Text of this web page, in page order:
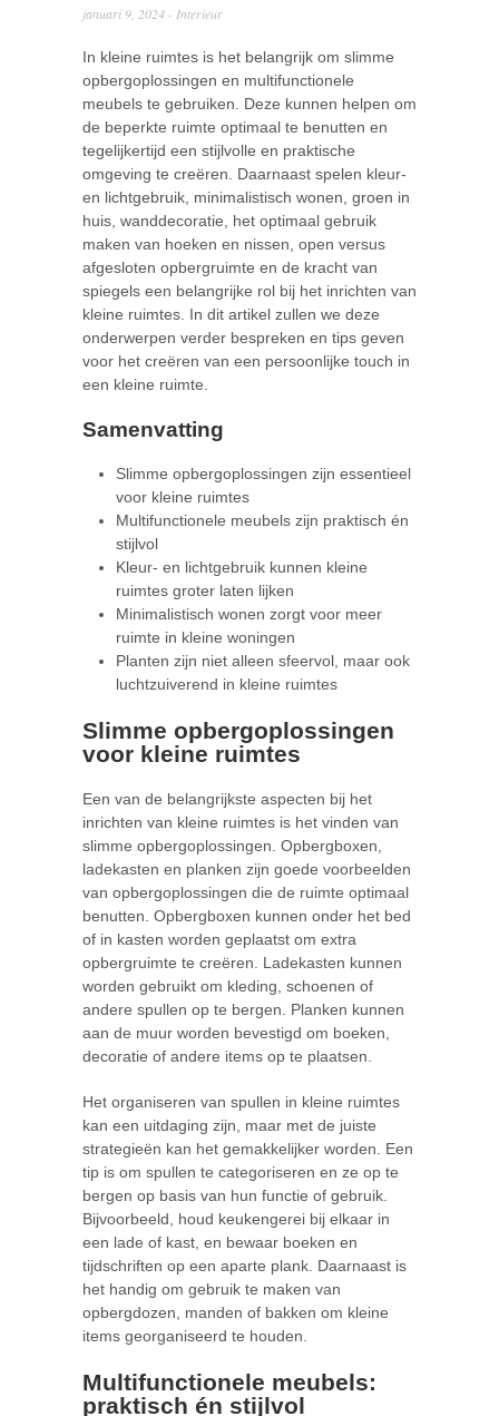
januari 9, 2024 - Interieur
In kleine ruimtes is het belangrijk om slimme
opbergoplossingen en multifunctionele
meubels te gebruiken. Deze kunnen helpen om
de beperkte ruimte optimaal te benutten en
tegelijkertijd een stijlvolle en praktische
omgeving te creëren. Daarnaast spelen kleur-
en lichtgebruik, minimalistisch wonen, groen in
huis, wanddecoratie, het optimaal gebruik
maken van hoeken en nissen, open versus
afgesloten opbergruimte en de kracht van
spiegels een belangrijke rol bij het inrichten van
kleine ruimtes. In dit artikel zullen we deze
onderwerpen verder bespreken en tips geven
voor het creëren van een persoonlijke touch in
een kleine ruimte.
Samenvatting
Slimme opbergoplossingen zijn essentieel
voor kleine ruimtes
Multifunctionele meubels zijn praktisch én
stijlvol
Kleur- en lichtgebruik kunnen kleine
ruimtes groter laten lijken
Minimalistisch wonen zorgt voor meer
ruimte in kleine woningen
Planten zijn niet alleen sfeervol, maar ook
luchtzuiverend in kleine ruimtes
Slimme opbergoplossingen
voor kleine ruimtes
Een van de belangrijkste aspecten bij het
inrichten van kleine ruimtes is het vinden van
slimme opbergoplossingen. Opbergboxen,
ladekasten en planken zijn goede voorbeelden
van opbergoplossingen die de ruimte optimaal
benutten. Opbergboxen kunnen onder het bed
of in kasten worden geplaatst om extra
opbergruimte te creëren. Ladekasten kunnen
worden gebruikt om kleding, schoenen of
andere spullen op te bergen. Planken kunnen
aan de muur worden bevestigd om boeken,
decoratie of andere items op te plaatsen.
Het organiseren van spullen in kleine ruimtes
kan een uitdaging zijn, maar met de juiste
strategieën kan het gemakkelijker worden. Een
tip is om spullen te categoriseren en ze op te
bergen op basis van hun functie of gebruik.
Bijvoorbeeld, houd keukengerei bij elkaar in
een lade of kast, en bewaar boeken en
tijdschriften op een aparte plank. Daarnaast is
het handig om gebruik te maken van
opbergdozen, manden of bakken om kleine
items georganiseerd te houden.
Multifunctionele meubels:
praktisch én stijlvol